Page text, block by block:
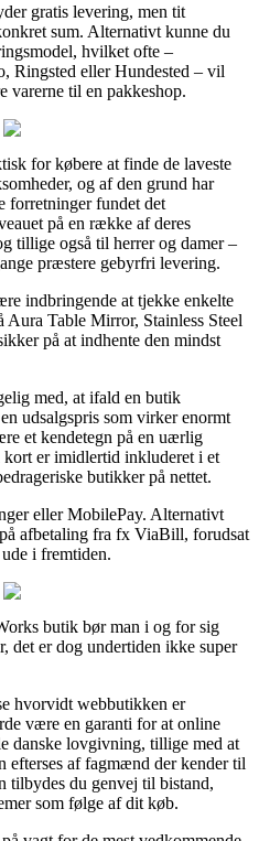
gratis levering, men tit
sum. Alternativt kunne du
hvilket ofte –
Ringsted eller Hundested – vil
varerne til en pakkeshop.
for købere at finde de laveste
og af den grund har
forretninger fundet det
på en række af deres
tillige også til herrer og damer –
præstere gebyrfri levering.
indbringende at tjekke enkelte
Aura Table Mirror, Stainless Steel
på at indhente den mindst
med, at ifald en butik
udsalgspris som virker enormt
et kendetegn på en uærlig
er imidlertid inkluderet i et
butikker på nettet.
eller MobilePay. Alternativt
afbetaling fra fx ViaBill, forudsat
i fremtiden.
butik bør man i og for sig
det er dog undertiden ikke super
hvorvidt webbutikken er
være en garanti for at online
danske lovgivning, tillige med at
efterses af fagmænd der kender til
tilbydes du genvej til bistand,
som følge af dit køb.